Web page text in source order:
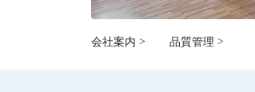
会社案内 > 品質管理 >